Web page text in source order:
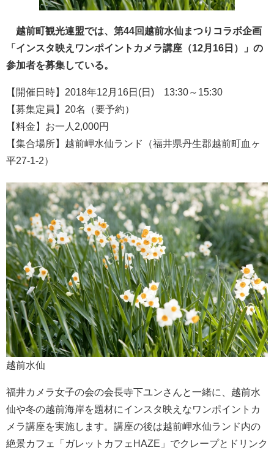
越前町観光連盟では、第44回越前水仙まつりコラボ企画
「インスタ映えワンポイントカメラ講座（12月16日）」の
参加者を募集している。
【開催日時】2018年12月16日(日) 13:30～15:30
【募集定員】20名（要予約）
【料金】お一人2,000円
【集合場所】越前岬水仙ランド（福井県丹生郡越前町血ヶ
平27-1-2）
越前水仙
福井カメラ女子の会の会長寺下ユンさんと一緒に、越前水
仙や冬の越前海岸を題材にインスタ映えなワンポイントカ
メラ講座を実施します。講座の後は越前岬水仙ランド内の
絶景カフェ「ガレットカフェHAZE」でクレープとドリンク